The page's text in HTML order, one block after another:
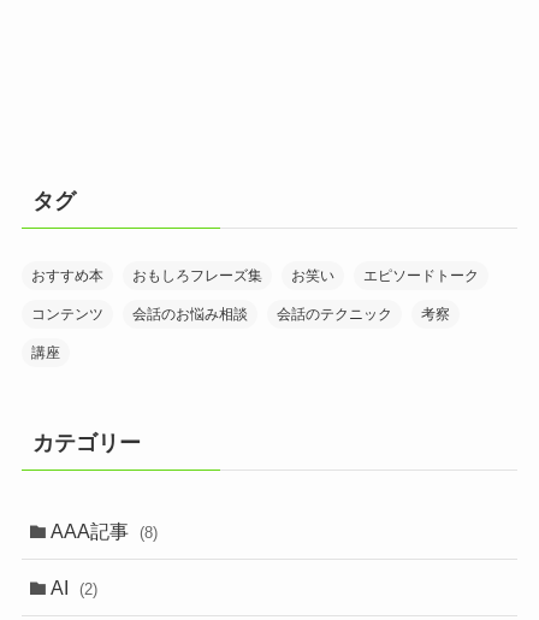
タグ
おすすめ本 おもしろフレーズ集 お笑い エピソードトーク
コンテンツ 会話のお悩み相談 会話のテクニック 考察
講座
カテゴリー
AAA記事 (8)
AI (2)